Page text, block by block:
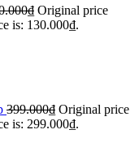
₫ Original price
is: 130.000₫.
399.000₫ Original price
is: 299.000₫.